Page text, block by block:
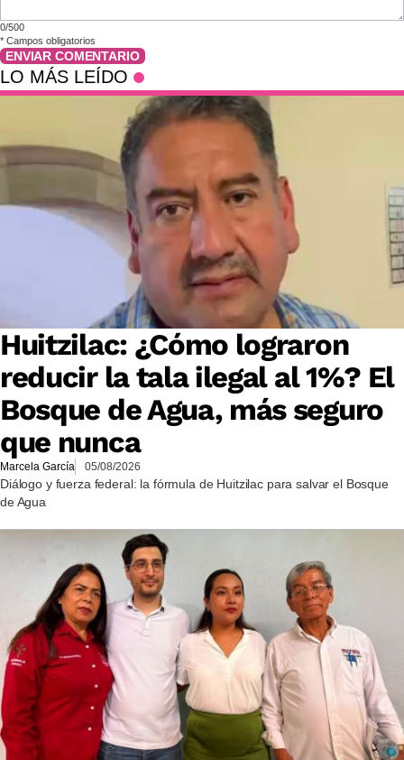
0/500
* Campos obligatorios
ENVIAR COMENTARIO
LO MÁS LEÍDO
Huitzilac: ¿Cómo lograron
reducir la tala ilegal al 1%? El
Bosque de Agua, más seguro
que nunca
Marcela García 05/08/2026
Diálogo y fuerza federal: la fórmula de Huitzilac para salvar el Bosque
de Agua